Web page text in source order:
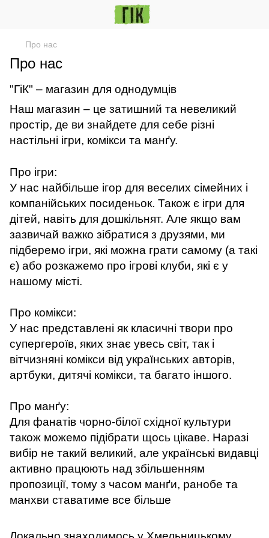
Про нас
Про нас
"ГіК" – магазин для однодумців
Наш магазин – це затишний та невеликий
простір, де ви знайдете для себе різні
настільні ігри, комікси та манґу.
Про ігри:
У нас найбільше ігор для веселих сімейних і
компанійських посиденьок. Також є ігри для
дітей, навіть для дошкільнят. Але якщо вам
зазвичай важко зібратися з друзями, ми
підберемо ігри, які можна грати самому (а такі
є) або розкажемо про ігрові клуби, які є у
нашому місті.
Про комікси:
У нас представлені як класичні твори про
супергероїв, яких знає увесь світ, так і
вітчизняні комікси від українських авторів,
артбуки, дитячі комікси, та багато іншого.
Про манґу:
Для фанатів чорно-білої східної культури
також можемо підібрати щось цікаве. Наразі
вибір не такий великий, але українські видавці
активно працюють над збільшенням
пропозиції, тому з часом манґи, ранобе та
манхви ставатиме все більше